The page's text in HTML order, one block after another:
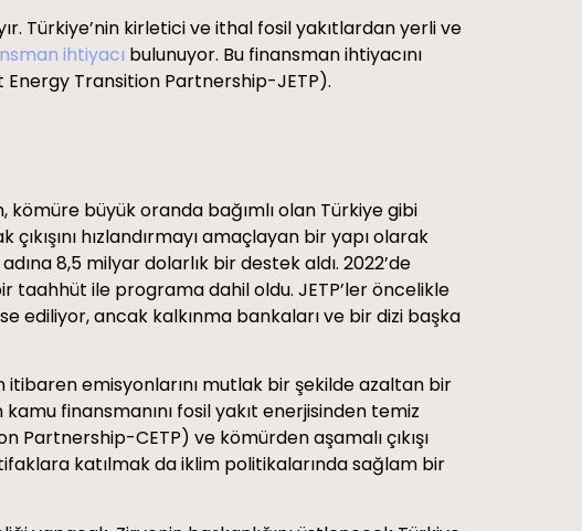
Türkiye’nin kirletici ve ithal fosil yakıtlardan yerli ve
ihtiyacı bulunuyor. Bu finansman ihtiyacını
Energy Transition Partnership-JETP).
kömüre büyük oranda bağımlı olan Türkiye gibi
hızlandırmayı amaçlayan bir yapı olarak
adına 8,5 milyar dolarlık bir destek aldı. 2022’de
taahhüt ile programa dahil oldu. JETP’ler öncelikle
ediliyor, ancak kalkınma bankaları ve bir dizi başka
emisyonlarını mutlak bir şekilde azaltan bir
finansmanını fosil yakıt enerjisinden temiz
Partnership-CETP) ve kömürden aşamalı çıkışı
katılmak da iklim politikalarında sağlam bir